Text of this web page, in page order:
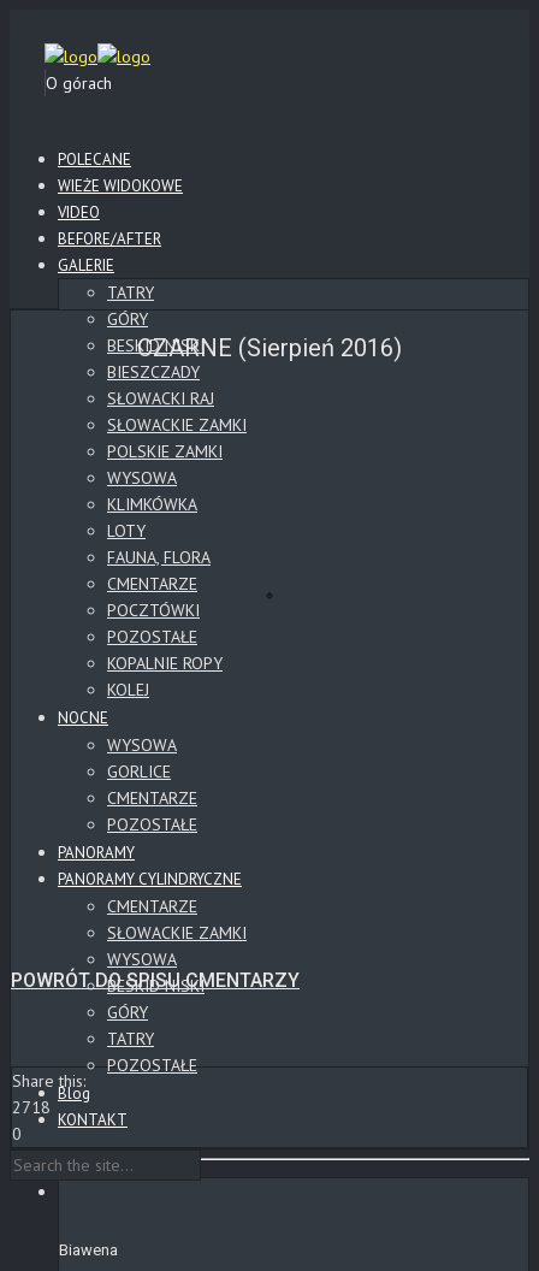
O górach
POLECANE
WIEŻE WIDOKOWE
VIDEO
BEFORE/AFTER
GALERIE
TATRY
GÓRY
BESKID NISKI
BIESZCZADY
SŁOWACKI RAJ
SŁOWACKIE ZAMKI
POLSKIE ZAMKI
WYSOWA
KLIMKÓWKA
LOTY
FAUNA, FLORA
CMENTARZE
POCZTÓWKI
POZOSTAŁE
KOPALNIE ROPY
KOLEJ
NOCNE
WYSOWA
GORLICE
CMENTARZE
POZOSTAŁE
PANORAMY
PANORAMY CYLINDRYCZNE
CMENTARZE
SŁOWACKIE ZAMKI
WYSOWA
BESKID NISKI
GÓRY
TATRY
POZOSTAŁE
Blog
KONTAKT
CZARNE (Sierpień 2016)
POWRÓT DO SPISU CMENTARZY
Share this:
2718
0
Biawena